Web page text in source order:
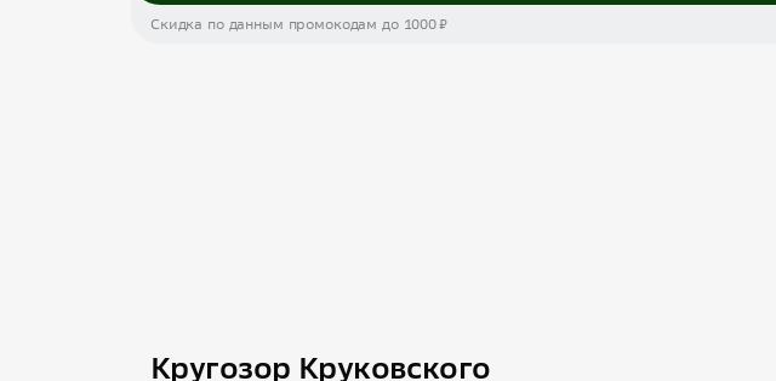
Скидка по данным промокодам до 1000 ₽
Кругозор Круковcкого